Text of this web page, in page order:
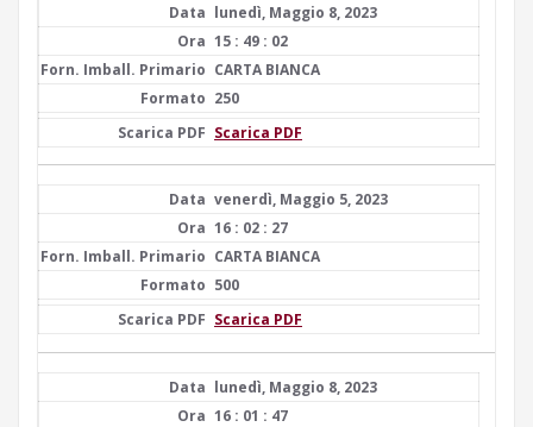
lunedì, Maggio 8, 2023
15 : 49 : 02
CARTA BIANCA
250
Scarica PDF
venerdì, Maggio 5, 2023
16 : 02 : 27
CARTA BIANCA
500
Scarica PDF
lunedì, Maggio 8, 2023
16 : 01 : 47